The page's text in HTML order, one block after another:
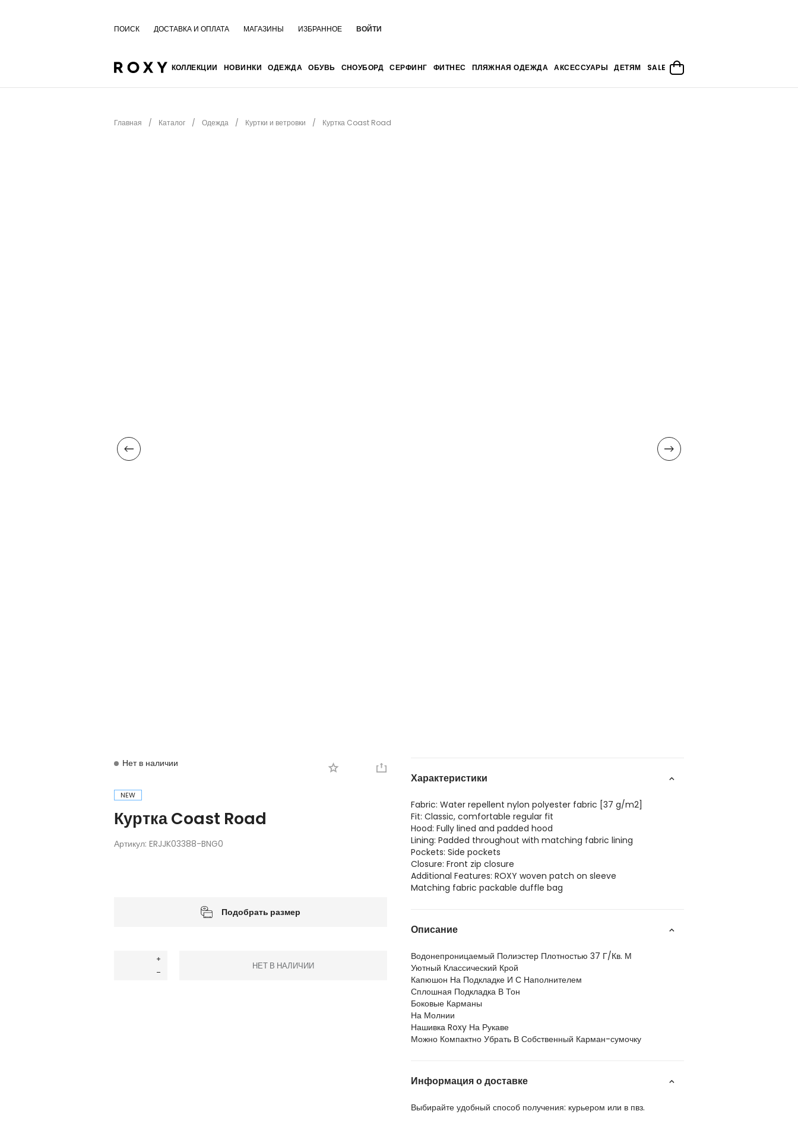
ПОИСК ДОСТАВКА И ОПЛАТА МАГАЗИНЫ ИЗБРАННОЕ ВОЙТИ
КОЛЛЕКЦИИ НОВИНКИ ОДЕЖДА ОБУВЬ СНОУБОРД СЕРФИНГ ФИТНЕС ПЛЯЖНАЯ ОДЕЖДА АКСЕССУАРЫ ДЕТЯМ SALE
Главная Каталог Одежда Куртки и ветровки Куртка Coast Road
Нет в наличии
NEW
Куртка Coast Road
Артикул: ERJJK03388-BNG0
Подобрать размер
НЕТ В НАЛИЧИИ
Характеристики
Fabric: Water repellent nylon polyester fabric [37 g/m2]
Fit: Classic, comfortable regular fit
Hood: Fully lined and padded hood
Lining: Padded throughout with matching fabric lining
Pockets: Side pockets
Closure: Front zip closure
Additional Features: ROXY woven patch on sleeve
Matching fabric packable duffle bag
Описание
Водонепроницаемый Полиэстер Плотностью 37 Г/Кв. М
Уютный Классический Крой
Капюшон На Подкладке И С Наполнителем
Сплошная Подкладка В Тон
Боковые Карманы
На Молнии
Нашивка Roxy На Рукаве
Можно Компактно Убрать В Собственный Карман-сумочку
Информация о доставке
Выбирайте удобный способ получения: курьером или в пвз.